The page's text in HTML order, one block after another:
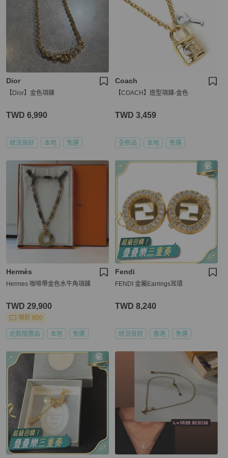
Dior
【Dior】金色項鍊
TWD 6,990
狀況良好 本地 免運
Coach
【COACH】造型項鍊-金色
TWD 3,459
全新品 本地 免運
Hermès
Hermes 咖啡帶金色水牛角項鍊
TWD 29,900
現折 800
近新閒置品 本地 免運
Fendi
FENDI 金屬Earrings耳環
TWD 8,240
狀況良好 香港 免運